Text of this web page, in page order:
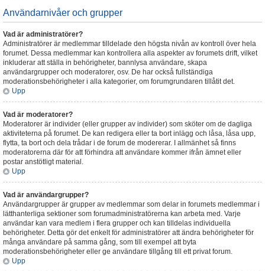
Användarnivåer och grupper
Vad är administratörer?
Administratörer är medlemmar tilldelade den högsta nivån av kontroll över hela
forumet. Dessa medlemmar kan kontrollera alla aspekter av forumets drift, vilket
inkluderar att ställa in behörigheter, bannlysa användare, skapa
användargrupper och moderatorer, osv. De har också fullständiga
moderationsbehörigheter i alla kategorier, om forumgrundaren tillåtit det.
Upp
Vad är moderatorer?
Moderatorer är individer (eller grupper av individer) som sköter om de dagliga
aktiviteterna på forumet. De kan redigera eller ta bort inlägg och låsa, låsa upp,
flytta, ta bort och dela trådar i de forum de modererar. I allmänhet så finns
moderatorerna där för att förhindra att användare kommer ifrån ämnet eller
postar anstötligt material.
Upp
Vad är användargrupper?
Användargrupper är grupper av medlemmar som delar in forumets medlemmar i
lätthanterliga sektioner som forumadministratörerna kan arbeta med. Varje
användar kan vara medlem i flera grupper och kan tilldelas individuella
behörigheter. Detta gör det enkelt för administratörer att ändra behörigheter för
många användare på samma gång, som till exempel att byta
moderationsbehörigheter eller ge användare tillgång till ett privat forum.
Upp